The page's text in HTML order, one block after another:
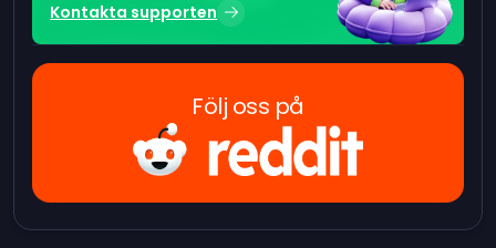
Kontakta supporten
Följ oss på